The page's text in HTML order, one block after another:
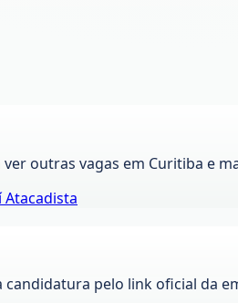
outras vagas em Curitiba e
Atacadista
pelo link oficial da